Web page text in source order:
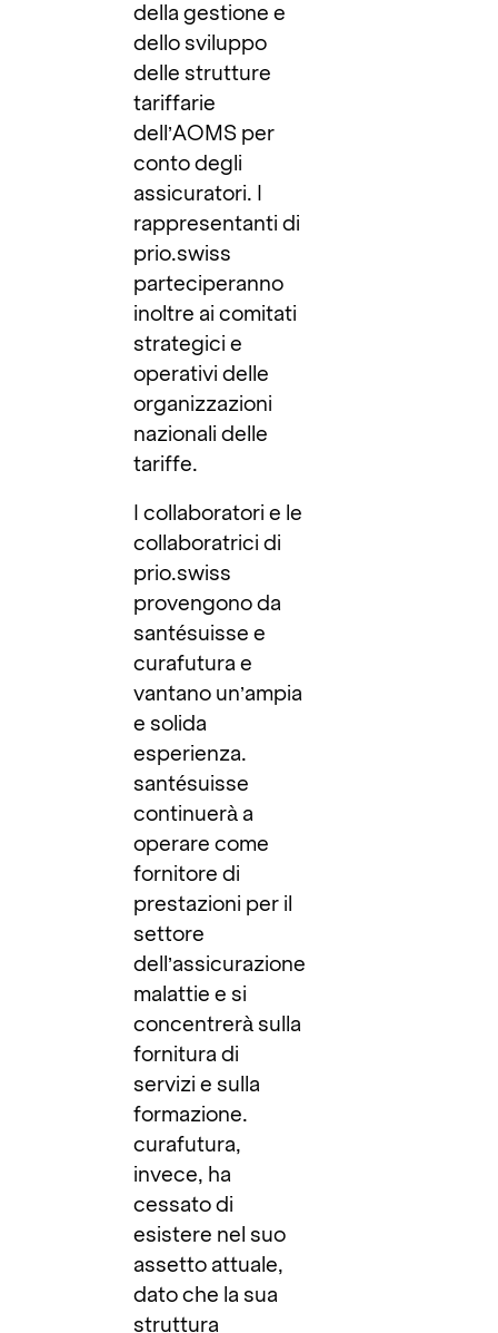
della gestione e
dello sviluppo
delle strutture
tariffarie
dell’AOMS per
conto degli
assicuratori. I
rappresentanti di
prio.swiss
parteciperanno
inoltre ai comitati
strategici e
operativi delle
organizzazioni
nazionali delle
tariffe.
I collaboratori e le
collaboratrici di
prio.swiss
provengono da
santésuisse e
curafutura e
vantano un’ampia
e solida
esperienza.
santésuisse
continuerà a
operare come
fornitore di
prestazioni per il
settore
dell’assicurazione
malattie e si
concentrerà sulla
fornitura di
servizi e sulla
formazione.
curafutura,
invece, ha
cessato di
esistere nel suo
assetto attuale,
dato che la sua
struttura